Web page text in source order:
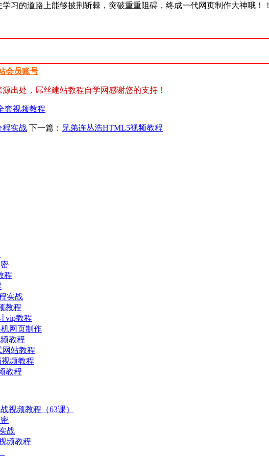
学习的道路上能够披荆斩棘，突破重重阻碍，终成一代网页制作大神哦！！
会员账号
出处，屌丝建站教程自学网感谢您的支持！
套视频教程
程实战 下一篇： 兄弟连丛浩HTML5视频教程
程
实战
教程
vip教程
网页制作
教程
网站教程
视频教程
教程
视频教程（63课）
战
频教程